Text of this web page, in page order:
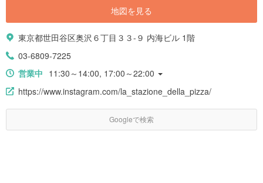
地図を見る
東京都世田谷区奥沢６丁目３３-９ 内海ビル 1階
03-6809-7225
営業中 11:30～14:00, 17:00～22:00
https://www.instagram.com/la_stazione_della_pizza/
Googleで検索